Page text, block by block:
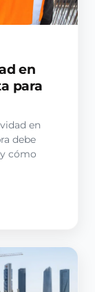
en
para
en
debe
cómo